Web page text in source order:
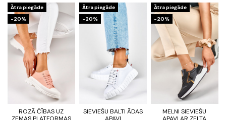
Ātra piegāde
-20%
ROZĀ ČĪBAS UZ
ZEMAS PLATFORMAS
Ātra piegāde
-20%
SIEVIEŠU BALTI ĀDAS
APAVI
Ātra piegāde
-20%
MELNI SIEVIEŠU
APAVI AR ZELTA